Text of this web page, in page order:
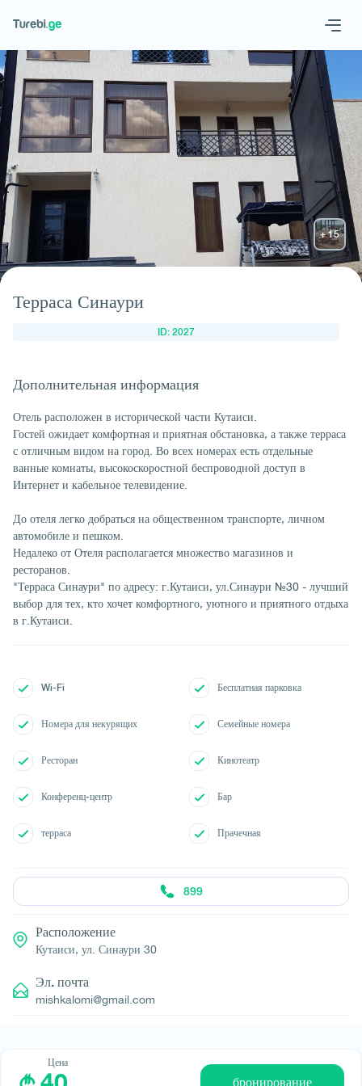
Geo Eng
Запросить отель
Терраса Синаури
ID: 2027
Дополнительная информация
Отель расположен в исторической части Кутаиси.
Гостей ожидает комфортная и приятная обстановка, а также терраса
с отличным видом на город. Во всех номерах есть отдельные
ванные комнаты, высокоскоростной беспроводной доступ в
Интернет и кабельное телевидение.
До отеля легко добраться на общественном транспорте, личном
автомобиле и пешком.
Недалеко от Отеля располагается множество магазинов и
ресторанов.
"Терраса Синаури" по адресу: г.Кутаиси, ул.Синаури №30 - лучший
выбор для тех, кто хочет комфортного, уютного и приятного отдыха
в г.Кутаиси.
Wi-Fi Бесплатная парковка
Номера для некурящих Семейные номера
Ресторан Кинотеатр
Конференц-центр Бар
терраса Прачечная
Цена
бронирование
899
Расположение
Кутаиси, ул. Синаури 30
Эл. почта
mishkalomi@gmail.com
© All rights reserved 2026 - დამზადებულია